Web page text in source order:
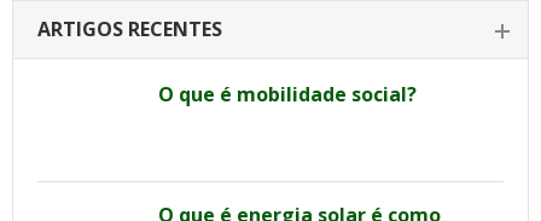
ARTIGOS RECENTES
O que é mobilidade social?
O que é energia solar é como